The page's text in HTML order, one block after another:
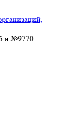
и №9770.